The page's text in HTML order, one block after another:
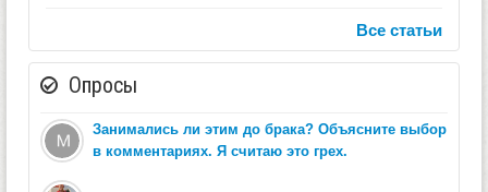
Все статьи
Опросы
Занимались ли этим до брака? Объясните выбор
в комментариях. Я считаю это грех.